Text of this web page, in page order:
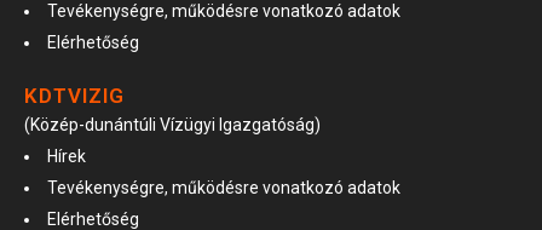
Tevékenységre, működésre vonatkozó adatok
Elérhetőség
KDTVIZIG
(Közép-dunántúli Vízügyi Igazgatóság)
Hírek
Tevékenységre, működésre vonatkozó adatok
Elérhetőség